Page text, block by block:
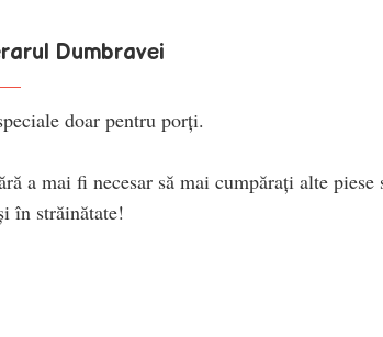
Dumbravei
doar pentru porţi.
a mai fi necesar să mai cumpăraţi alte piese
în străinătate!